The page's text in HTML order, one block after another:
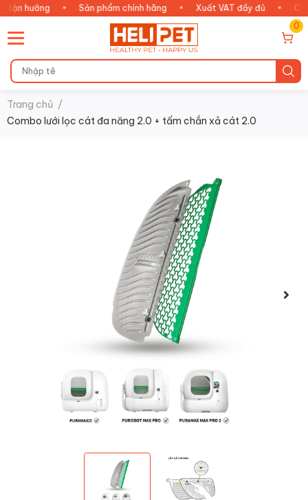
hưởng • Sản phẩm chính hãng • Xuất VAT đầy đủ •
Chăm
0
Trang chủ /
Combo lưới lọc cát đa năng 2.0 + tấm chắn xả cát 2.0